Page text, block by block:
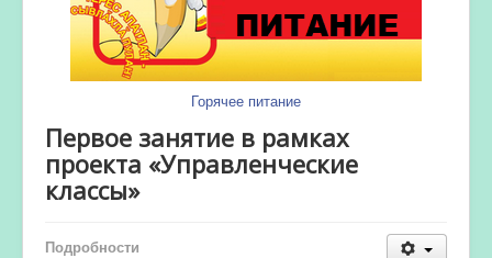
Горячее питание
Первое занятие в рамках
проекта «Управленческие
классы»
Подробности